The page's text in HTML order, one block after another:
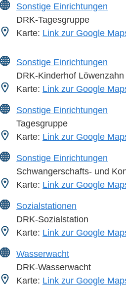
Sonstige Einrichtungen
DRK-Tagesgruppe
Karte: Link zur Google
Sonstige Einrichtungen
DRK-Kinderhof Löwenzahn
Karte: Link zur Google
Sonstige Einrichtungen
Tagesgruppe
Karte: Link zur Google
Sonstige Einrichtungen
Schwangerschafts- und
Karte: Link zur Google
Sozialstationen
DRK-Sozialstation
Karte: Link zur Google
Wasserwacht
DRK-Wasserwacht
Karte: Link zur Google